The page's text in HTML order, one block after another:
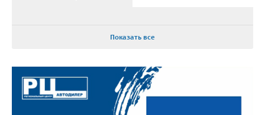
Показать все